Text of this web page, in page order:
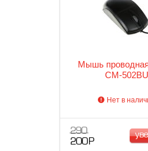
Мышь
CM-502BU
Нет в
290
200 Р